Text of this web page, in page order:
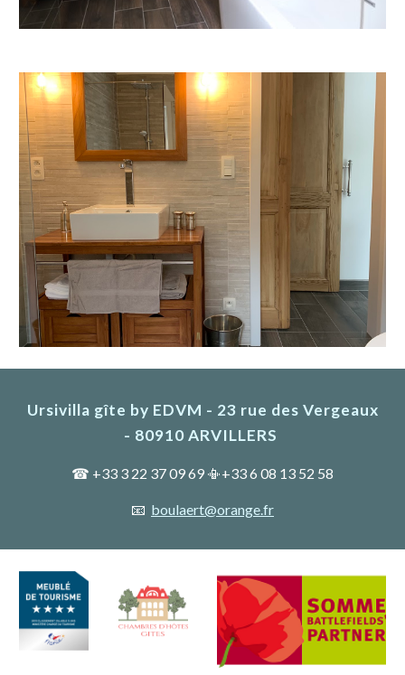
Ursivilla gîte by EDVM - 23 rue des Vergeaux
- 80910 ARVILLERS
☎ +33 3 22 37 09 69 📳+33 6 08 13 52 58
📧 boulaert@orange.fr